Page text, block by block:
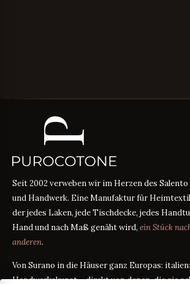
Seit 2002 verweben wir im Herzen des
und Handwerk. Eine Manufaktur für
der jedes Laken, jede Tischdecke, jedes
Hand und nach Maß genäht wird, ein Stück
anderen.
Von Surano in die Häuser ganz Europas:
Handwerkskunst – direkt von denen, die sie